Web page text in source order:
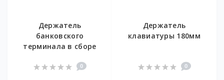
Держатель
банковского
терминала в сборе
0
Держатель
клавиатуры 180мм
0